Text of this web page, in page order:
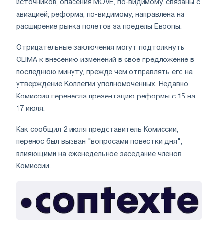
источников, опасения MOVE, по-видимому, связаны с
авиацией; реформа, по-видимому, направлена на
расширение рынка полетов за пределы Европы.
Отрицательные заключения могут подтолкнуть
CLIMA к внесению изменений в свое предложение в
последнюю минуту, прежде чем отправлять его на
утверждение Коллегии уполномоченных. Недавно
Комиссия перенесла презентацию реформы с 15 на
17 июля.
Как сообщил 2 июля представитель Комиссии,
перенос был вызван "вопросами повестки дня",
влияющими на еженедельное заседание членов
Комиссии.